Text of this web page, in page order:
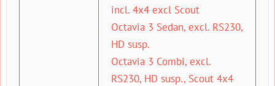
incl. 4x4 excl Scout
Octavia 3 Sedan, excl. RS230,
HD susp.
Octavia 3 Combi, excl.
RS230, HD susp., Scout 4x4